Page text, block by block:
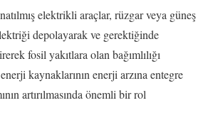
elektrikli araçlar, rüzgar veya güneş
depolayarak ve gerektiğinde
fosil yakıtlara olan bağımlılığı
kaynaklarının enerji arzına entegre
artırılmasında önemli bir rol